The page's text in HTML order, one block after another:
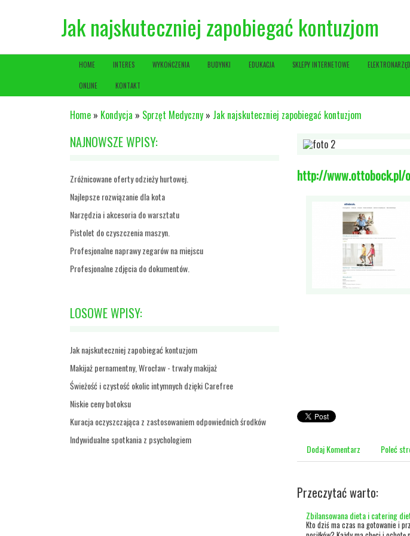
Jak najskuteczniej zapobiegać kontuzjom
HOME INTERES WYKOŃCZENIA BUDYNKI EDUKACJA SKLEPY INTERNETOWE
ONLINE KONTAKT
Home » Kondycja » Sprzęt Medyczny » Jak najskuteczniej zapobiegać kontuzjom
NAJNOWSZE WPISY:
Zróżnicowane oferty odzieży hurtowej.
Najlepsze rozwiązanie dla kota
Narzędzia i akcesoria do warsztatu
Pistolet do czyszczenia maszyn.
Profesjonalne naprawy zegarów na miejscu
Profesjonalne zdjęcia do dokumentów.
LOSOWE WPISY:
Jak najskuteczniej zapobiegać kontuzjom
Makijaż pernamentny, Wrocław - trwały makijaż
Świeżość i czystość okolic intymnych dzięki Carefree
Niskie ceny botoksu
Kuracja oczyszczająca z zastosowaniem odpowiednich środków
Indywidualne spotkania z psychologiem
http://www.ottobock.pl/
Dodaj Komentarz Poleć
Przeczytać warto:
Zbilansowana dieta i catering
Kto dziś ma czas na gotowanie i